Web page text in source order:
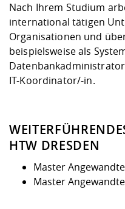
Nach Ihrem Studium
international tätigen
Organisationen und
beispielsweise als
IT-Koordinator/-in.
HTW DRESDEN
Master
Master